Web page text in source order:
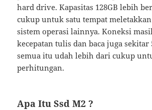
hard drive. Kapasitas 128GB lebih
cukup untuk satu tempat
sistem operasi lainnya. Koneksi
kecepatan tulis dan baca juga sekitar
semua itu udah lebih dari cukup
perhitungan.
Apa Itu Ssd M2 ?